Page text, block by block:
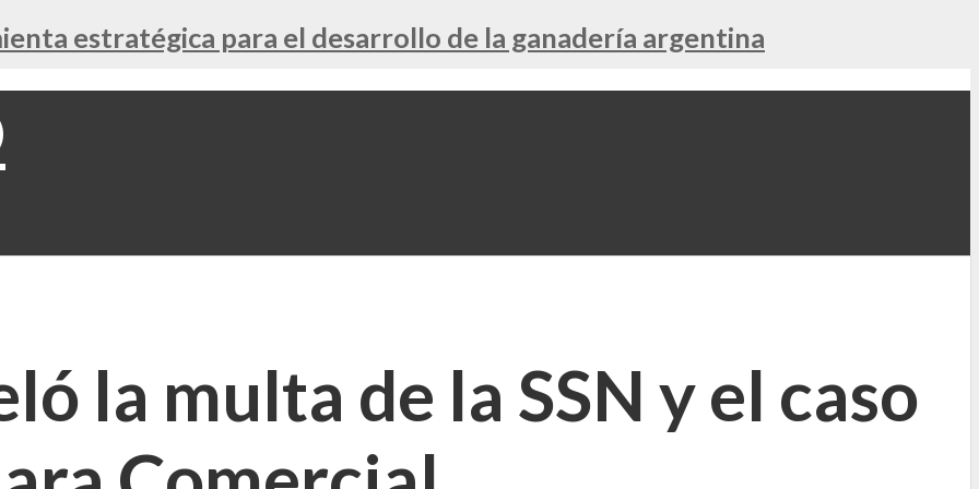
estratégica para el desarrollo de la ganadería argentina
la multa de la SSN y el caso